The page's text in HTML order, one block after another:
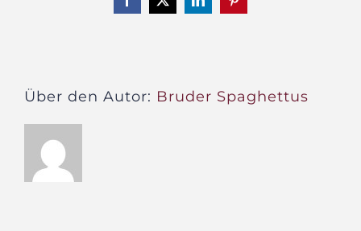
Facebook
X LinkedInPinterest
Über den Autor: Bruder Spaghettus